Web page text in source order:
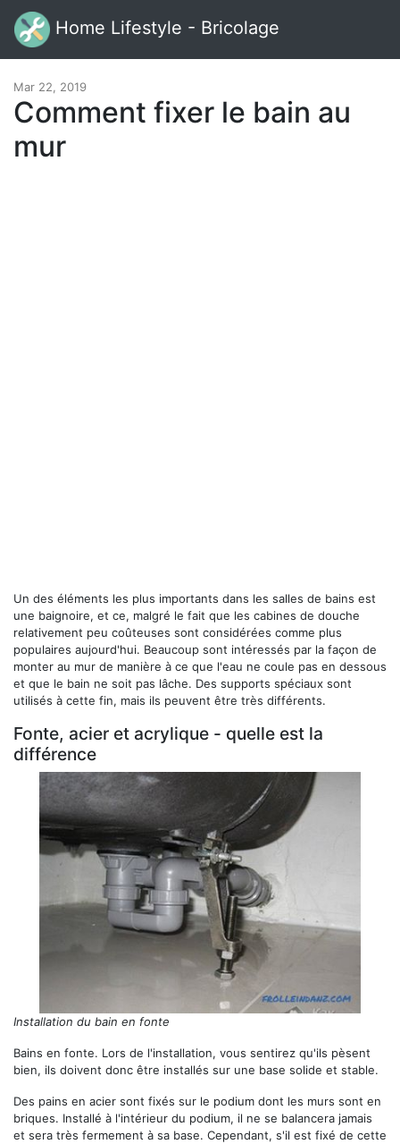
Home Lifestyle - Bricolage
Mar 22, 2019
Comment fixer le bain au
mur
Un des éléments les plus importants dans les salles de bains est
une baignoire, et ce, malgré le fait que les cabines de douche
relativement peu coûteuses sont considérées comme plus
populaires aujourd'hui. Beaucoup sont intéressés par la façon de
monter au mur de manière à ce que l'eau ne coule pas en dessous
et que le bain ne soit pas lâche. Des supports spéciaux sont
utilisés à cette fin, mais ils peuvent être très différents.
Fonte, acier et acrylique - quelle est la
différence
Installation du bain en fonte
Bains en fonte. Lors de l'installation, vous sentirez qu'ils pèsent
bien, ils doivent donc être installés sur une base solide et stable.
Des pains en acier sont fixés sur le podium dont les murs sont en
briques. Installé à l'intérieur du podium, il ne se balancera jamais
et sera très fermement à sa base. Cependant, s'il est fixé de cette